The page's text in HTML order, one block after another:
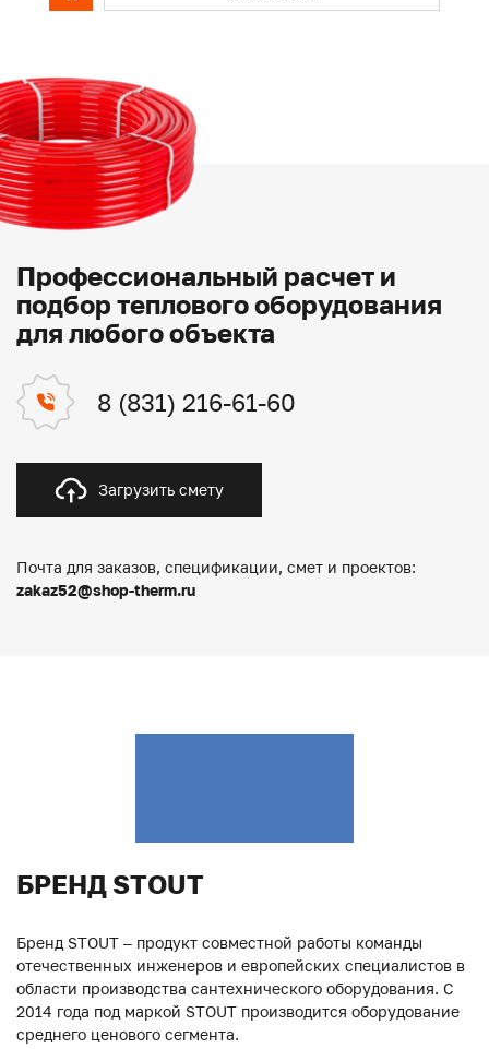
Профессиональный расчет и
подбор теплового оборудования
для любого объекта
8 (831) 216-61-60
Загрузить смету
Почта для заказов, спецификации, смет и проектов:
zakaz52@shop-therm.ru
БРЕНД STOUT
Бренд STOUT – продукт совместной работы команды
отечественных инженеров и европейских специалистов в
области производства сантехнического оборудования. С
2014 года под маркой STOUT производится оборудование
среднего ценового сегмента.